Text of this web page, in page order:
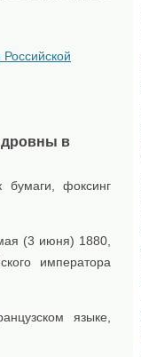
в
бумаги, фоксинг
(3 июня) 1880,
императора
языке,